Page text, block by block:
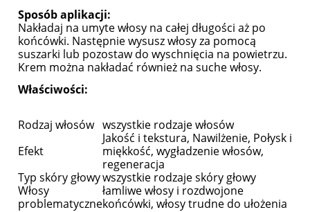
Sposób aplikacji:
Nakładaj na umyte włosy na całej długości aż po
końcówki. Następnie wysusz włosy za pomocą
suszarki lub pozostaw do wyschnięcia na powietrzu.
Krem można nakładać również na suche włosy.
Właściwości:
Rodzaj włosów wszystkie rodzaje włosów
Efekt
Jakość i tekstura, Nawilżenie, Połysk i
miękkość, wygładzenie włosów,
regeneracja
Typ skóry głowywszystkie rodzaje skóry głowy
Włosy
problematyczne
łamliwe włosy i rozdwojone
końcówki, włosy trudne do ułożenia